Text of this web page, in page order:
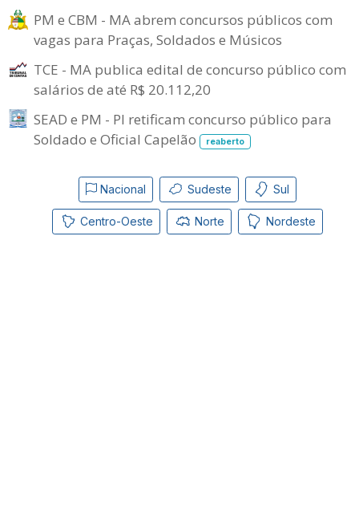
PM e CBM - MA abrem concursos públicos com
vagas para Praças, Soldados e Músicos
TCE - MA publica edital de concurso público com
salários de até R$ 20.112,20
SEAD e PM - PI retificam concurso público para
Soldado e Oficial Capelão
reaberto
Nacional Sudeste Sul
Centro-Oeste Norte Nordeste